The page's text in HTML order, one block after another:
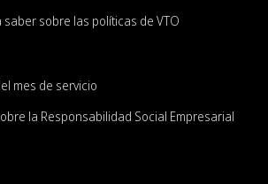
sobre las políticas de VTO
mes de servicio
la Responsabilidad Social Empresarial